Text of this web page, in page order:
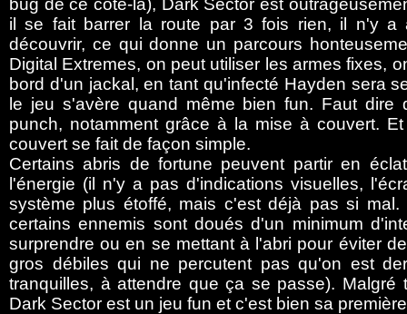
bug de ce côté-là), Dark Sector est
il se fait barrer la route par 3 fois rien, il n'y a
découvrir, ce qui donne un parcours
Digital Extremes, on peut utiliser les armes fixes,
bord d'un jackal, en tant qu'infecté Hayden sera
le jeu s'avère quand même bien fun. Faut
punch, notamment grâce à la mise à couvert.
couvert se fait de façon simple.
Certains abris de fortune peuvent partir en
l'énergie (il n'y a pas d'indications visuelles,
système plus étoffé, mais c'est déjà pas si
certains ennemis sont doués d'un minimum
surprendre ou en se mettant à l'abri pour éviter
gros débiles qui ne percutent pas qu'on est
tranquilles, à attendre que ça se passe).
Dark Sector est un jeu fun et c'est bien sa